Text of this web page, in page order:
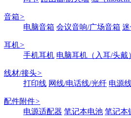
音箱>
电脑音箱 会议音响/广场音箱
耳机>
手机耳机 电脑耳机（入耳/头戴
线材/接头>
打印线 网线/电话线/光纤 电源
配件附件>
电源适配器 笔记本电池 笔记本